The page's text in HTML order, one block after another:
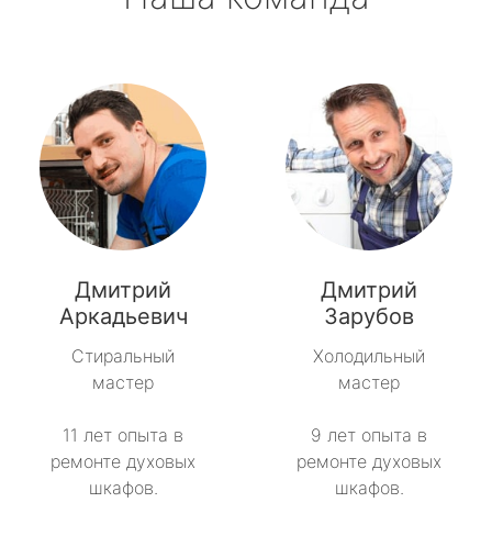
Дмитрий
Аркадьевич
Стиральный
мастер
11 лет опыта в
ремонте духовых
шкафов.
Дмитрий
Зарубов
Холодильный
мастер
9 лет опыта в
ремонте духовых
шкафов.